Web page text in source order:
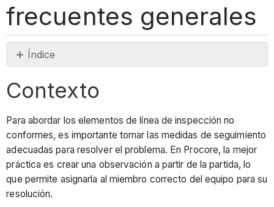
frecuentes generales
Índice
Respuesta
¿Qué
sucederá
si
habilito
la
función
Contexto
Para abordar los elementos de línea de inspección no
conformes, es importante tomar las medidas de seguimiento
adecuadas para resolver el problema. En Procore, la mejor
práctica es crear una observación a partir de la partida, lo
que permite asignarla al miembro correcto del equipo para su
resolución.